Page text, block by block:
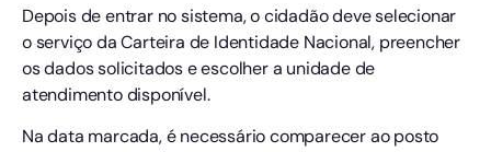
Depois de entrar no sistema, o cidadão deve selecionar
o serviço da Carteira de Identidade Nacional, preencher
os dados solicitados e escolher a unidade de
atendimento disponível.
Na data marcada, é necessário comparecer ao posto